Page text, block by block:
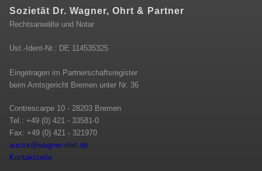
Sozietät Dr. Wagner, Ohrt & Partner
Rechtsanwälte und Notar
Ust.-Ident-Nr.: DE 114535325
Eingetragen im Partnerschaftsregister
beim Amtsgericht Bremen unter Nr. 36
Contrescarpe 10 - 28203 Bremen
Tel.: +49 (0) 421 - 33581-0
Fax: +49 (0) 421 - 321970
auctor@wagner-ohrt.de(link sends e-mail)
Kontaktseite